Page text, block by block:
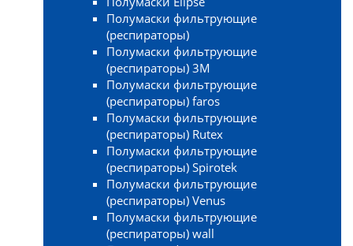
Полумаски фильтрующие
(респираторы)
Полумаски фильтрующие
(респираторы) 3М
Полумаски фильтрующие
(респираторы) faros
Полумаски фильтрующие
(респираторы) Rutex
Полумаски фильтрующие
(респираторы) Spirotek
Полумаски фильтрующие
(респираторы) Venus
Полумаски фильтрующие
(респираторы) wall